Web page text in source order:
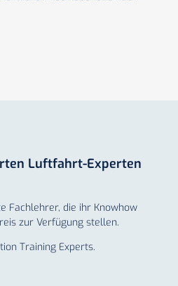
Luftfahrt-Experten
Fachlehrer, die ihr Knowhow
zur Verfügung stellen.
Training Experts.